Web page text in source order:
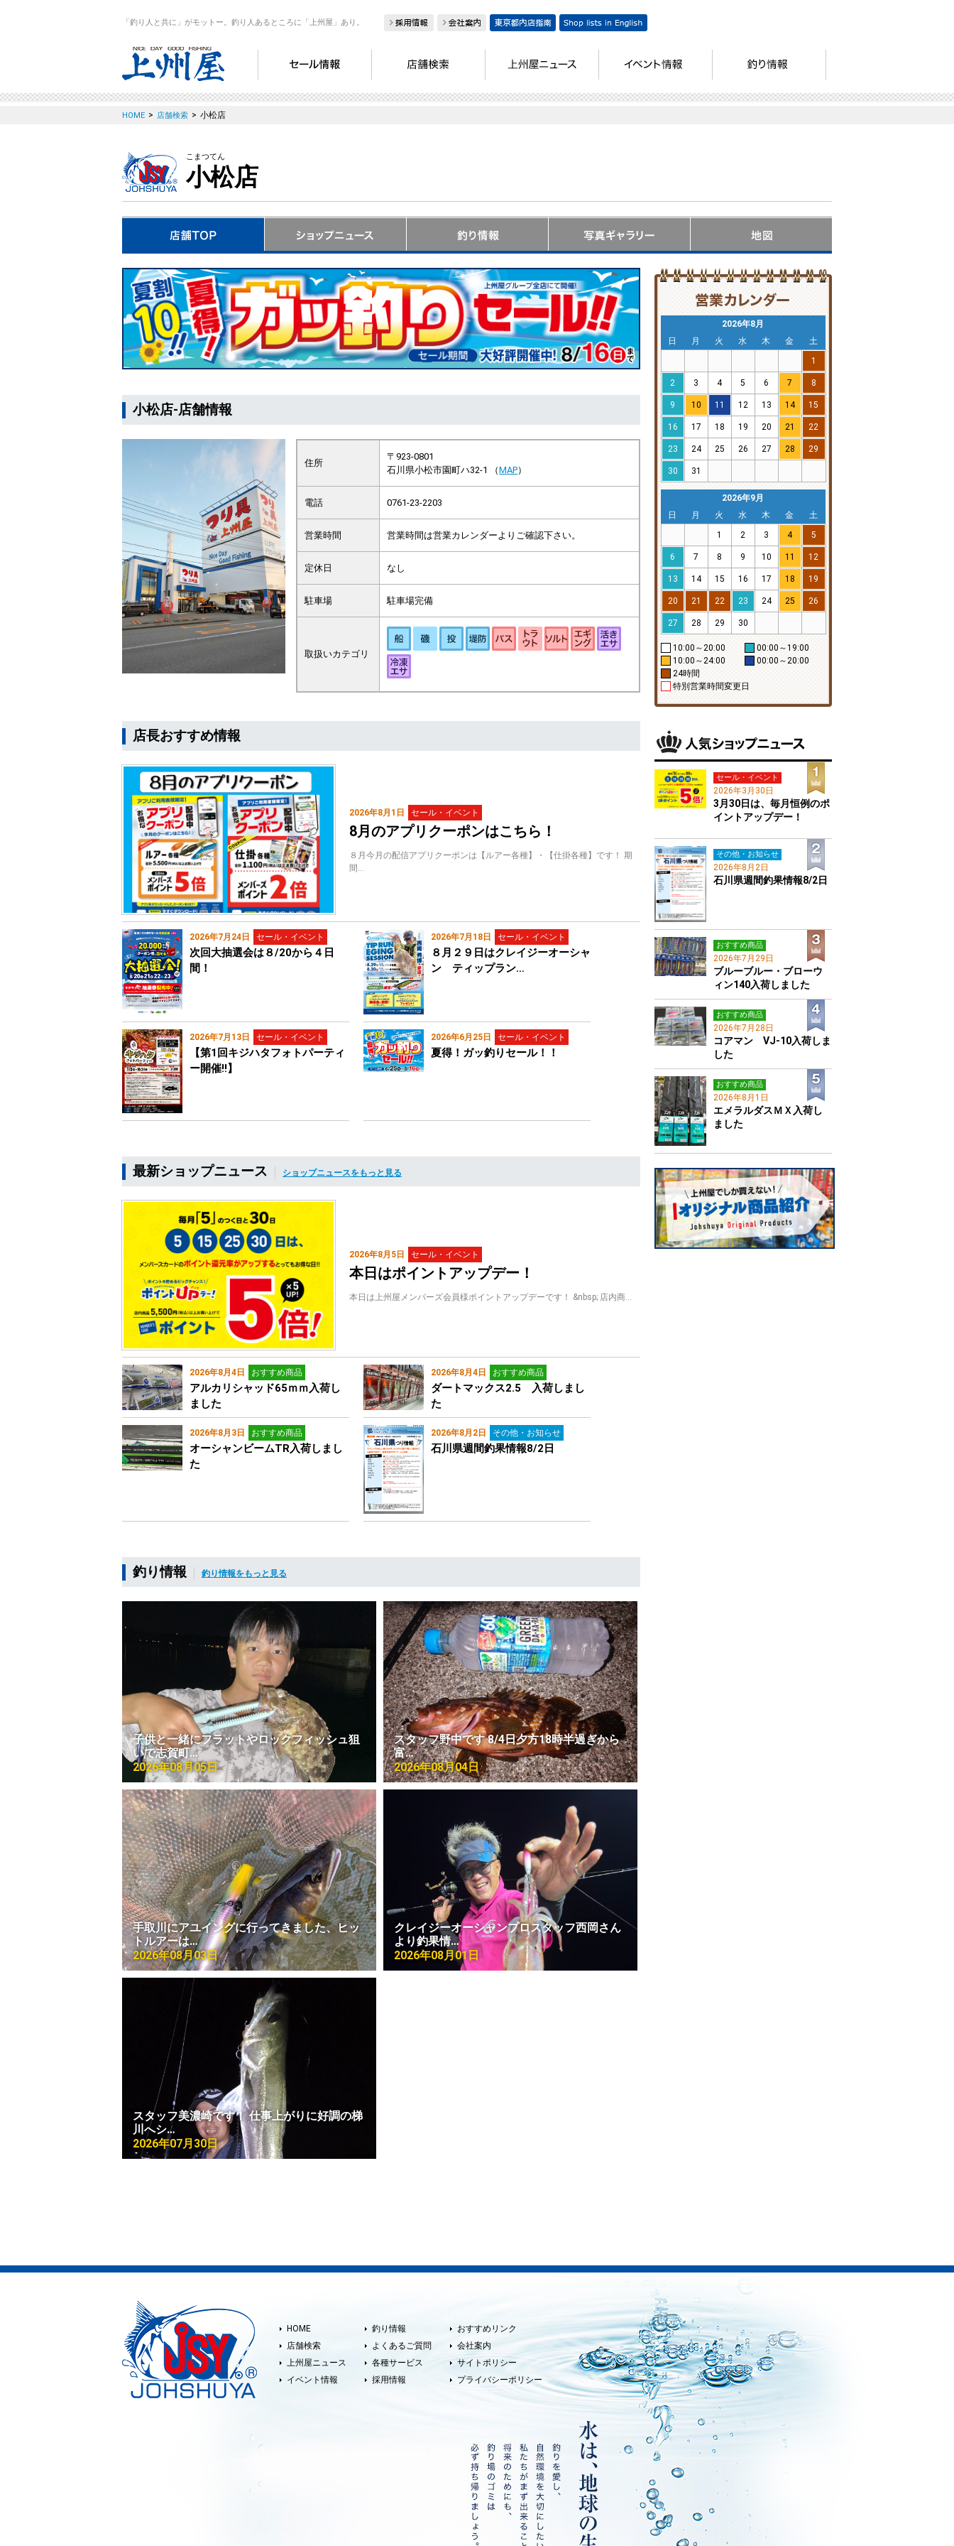
「釣り人と共に」がモットー。釣り人あるところに「上州屋」あり。
HOME > 店舗検索 > 小松店
こまつてん
小松店
小松店-店舗情報
住所
〒923-0801
石川県小松市園町ハ32-1 （MAP）
電話 0761-23-2203
営業時間 営業時間は営業カレンダーよりご確認下さい。
定休日 なし
駐車場 駐車場完備
取扱いカテゴリ
店長おすすめ情報
2026年8月1日 セール・イベント
8月のアプリクーポンはこちら！
８月今月の配信アプリクーポンは【ルアー各種】・【仕掛各種】です！ 期
間…
2026年7月24日 セール・イベント
次回大抽選会は８/20から４日
間！
2026年7月18日 セール・イベント
８月２９日はクレイジーオーシャ
ン ティップラン…
2026年7月13日 セール・イベント
【第1回キジハタフォトパーティ
ー開催!!】
2026年6月25日 セール・イベント
夏得！ガッ釣りセール！！
最新ショップニュース ショップニュースをもっと見る
2026年8月5日 セール・イベント
本日はポイントアップデー！
本日は上州屋メンバーズ会員様ポイントアップデーです！ &nbsp; 店内商…
2026年8月4日 おすすめ商品
アルカリシャッド65ｍｍ入荷し
ました
2026年8月4日 おすすめ商品
ダートマックス2.5 入荷しまし
た
2026年8月3日 おすすめ商品
オーシャンビームTR入荷しまし
た
2026年8月2日 その他・お知らせ
石川県週間釣果情報8/2日
釣り情報 釣り情報をもっと見る
子供と一緒にフラットやロックフィッシュ狙
いで志賀町…
2026年08月05日
スタッフ野中です 8/4日夕方18時半過ぎから
富…
2026年08月04日
手取川にアユイングに行ってきました、ヒッ
トルアーは…
2026年08月03日
クレイジーオーシャンプロスタッフ西岡さん
より釣果情…
2026年08月01日
スタッフ美濃崎です！ 仕事上がりに好調の梯
川へシ…
2026年07月30日
2026年8月
日
月 火 水 木 金
土
1
2 3 4 5 6 7 8
9 10 11 12 13 14 15
16 17 18 19 20 21 22
23 24 25 26 27 28 29
30 31
2026年9月
日
月 火 水 木 金
土
1
2 3 4 5
6 7 8 9 10 11 12
13 14 15 16 17 18 19
20 21 22 23 24 25 26
27 28 29 30
10:00～20:00
00:00～19:00
00:00～20:00
10:00～24:00
24時間
特別営業時間変更日
セール・イベント
2026年3月30日
3月30日は、毎月恒例のポ
イントアップデー！
その他・お知らせ
2026年8月2日
石川県週間釣果情報8/2日
おすすめ商品
2026年7月29日
ブルーブルー・ブローウ
ィン140入荷しました
おすすめ商品
2026年7月28日
コアマン VJ-10入荷しま
した
おすすめ商品
2026年8月1日
エメラルダスＭＸ入荷し
ました
HOME
店舗検索
上州屋ニュース
イベント情報
釣り情報
よくあるご質問
各種サービス
採用情報
おすすめリンク
会社案内
サイトポリシー
プライバシーポリシー